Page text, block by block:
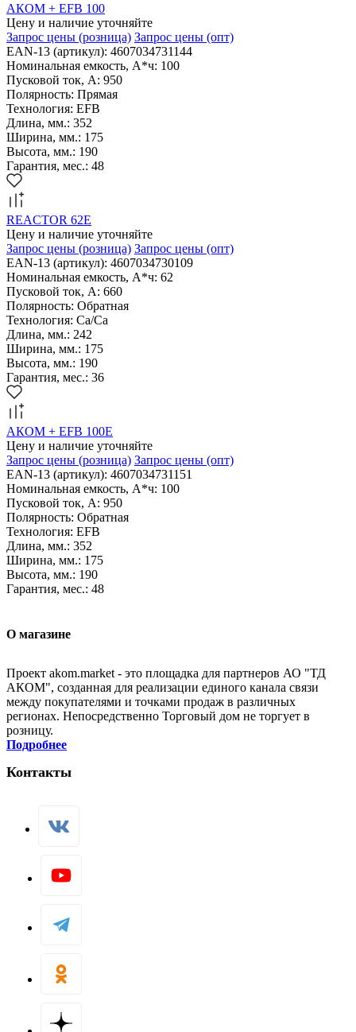
АКОМ + EFB 100
Цену и наличие уточняйте
Запрос цены (розница) Запрос цены (опт)
EAN-13 (артикул): 4607034731144
Номинальная емкость, А*ч: 100
Пусковой ток, А: 950
Полярность: Прямая
Технология: EFB
Длина, мм.: 352
Ширина, мм.: 175
Высота, мм.: 190
Гарантия, мес.: 48
REACTOR 62Е
Цену и наличие уточняйте
Запрос цены (розница) Запрос цены (опт)
EAN-13 (артикул): 4607034730109
Номинальная емкость, А*ч: 62
Пусковой ток, А: 660
Полярность: Обратная
Технология: Са/Са
Длина, мм.: 242
Ширина, мм.: 175
Высота, мм.: 190
Гарантия, мес.: 36
АКОМ + EFB 100Е
Цену и наличие уточняйте
Запрос цены (розница) Запрос цены (опт)
EAN-13 (артикул): 4607034731151
Номинальная емкость, А*ч: 100
Пусковой ток, А: 950
Полярность: Обратная
Технология: EFB
Длина, мм.: 352
Ширина, мм.: 175
Высота, мм.: 190
Гарантия, мес.: 48
О магазине
Проект akom.market - это площадка для партнеров АО "ТД
АКОМ", созданная для реализации единого канала связи
между покупателями и точками продаж в различных
регионах. Непосредственно Торговый дом не торгует в
розницу.
Подробнее